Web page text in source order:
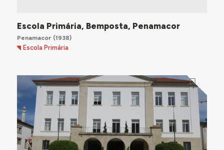
Escola Primária, Bemposta, Penamacor
Penamacor (1938)
Escola Primária